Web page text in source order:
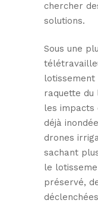
chercher
solutions.
Sous une
raquette du
les
déjà
drones
sachant
le
préservé,